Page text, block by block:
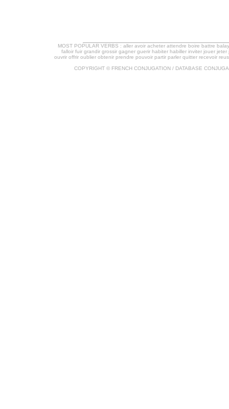
MOST POPULAR VERBS : aller avoir acheter attendre boire battre
falloir fuir grandir grossir gagner guerir habiter habiller inviter jouer jeter
ouvrir offrir oublier obtenir prendre pouvoir partir parler quitter recevoir
COPYRIGHT © FRENCH CONJUGATION / DATABASE